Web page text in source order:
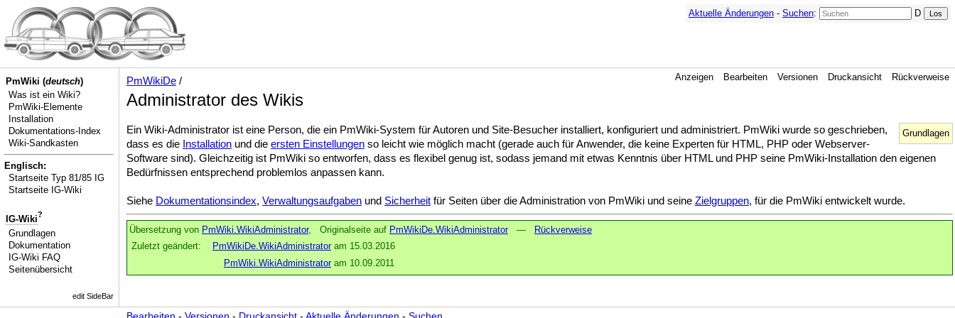
Aktuelle Änderungen- Suchen: D
PmWiki (deutsch)
Was ist ein Wiki?
PmWiki-Elemente
Installation
Dokumentations-Index
Wiki-Sandkasten
Englisch:
Startseite Typ 81/85 IG
Startseite IG-Wiki
IG-Wiki?
Grundlagen
Dokumentation
IG-Wiki FAQ
Seitenübersicht
edit SideBar
Anzeigen Bearbeiten Versionen Druckansicht Rückverweise
PmWikiDe /
Administrator des Wikis
Grundlagen
Ein Wiki-Administrator ist eine Person, die ein PmWiki-System für Autoren und Site-Besucher installiert, konfiguriert und administriert. PmWiki wurde so geschrieben,
dass es die Installation und die ersten Einstellungen so leicht wie möglich macht (gerade auch für Anwender, die keine Experten für HTML, PHP oder Webserver-
Software sind). Gleichzeitig ist PmWiki so entworfen, dass es flexibel genug ist, sodass jemand mit etwas Kenntnis über HTML und PHP seine PmWiki-Installation den eigenen
Bedürfnissen entsprechend problemlos anpassen kann.
Siehe Dokumentationsindex, Verwaltungsaufgaben und Sicherheit für Seiten über die Administration von PmWiki und seine Zielgruppen, für die PmWiki entwickelt wurde.
Übersetzung von PmWiki.WikiAdministrator, Originalseite auf PmWikiDe.WikiAdministrator—
Rückverweise
Zuletzt geändert:
PmWikiDe.WikiAdministrator am 15.03.2016
PmWiki.WikiAdministrator am 10.09.2011